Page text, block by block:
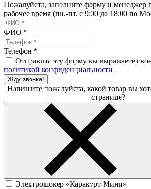
Пожалуйста, заполните форму и менеджер
рабочее время (пн.-пт. с 9:00 до 18:00 по
ФИО *
Телефон *
Отправляя эту форму вы выражаете свое
политикой конфиденциальности
Жду звонка!
Напишите пожалуйста, какой товар вы
странице?
Электрошокер «Каракурт-Мини»